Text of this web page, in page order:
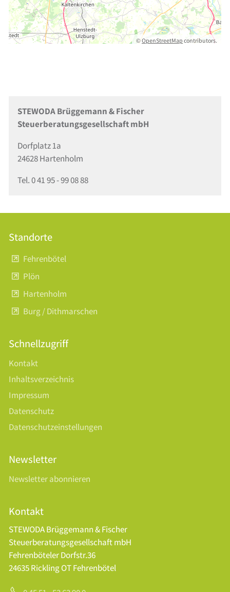
©OpenStreetMap contributors.
STEWODA Brüggemann & Fischer
Steuerberatungsgesellschaft mbH
Dorfplatz 1a
24628 Hartenholm
Tel. 0 41 95 - 99 08 88
Standorte
Fehrenbötel
Plön
Hartenholm
Burg / Dithmarschen
Schnellzugriff
Kontakt
Inhaltsverzeichnis
Impressum
Datenschutz
Datenschutzeinstellungen
Newsletter
Newsletter abonnieren
Kontakt
STEWODA Brüggemann & Fischer
Steuerberatungsgesellschaft mbH
Fehrenböteler Dorfstr.36
24635 Rickling OT Fehrenbötel